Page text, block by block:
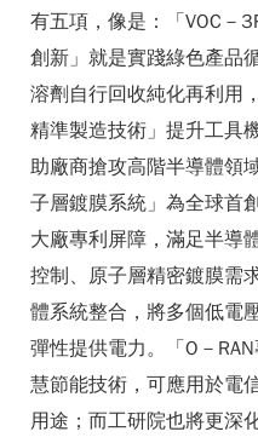
有五項，像是：「VOC－
創新」就是實踐綠色產品
溶劑自行回收純化再利用
精準製造技術」提升工具
助廠商搶攻高階半導體領
子層鍍膜系統」為全球首
大廠專利屏障，滿足半導
控制、原子層精密鍍膜需
體系統整合，將多個低電
彈性提供電力。「O－
慧節能技術，可應用於電
用途；而工研院也將更深